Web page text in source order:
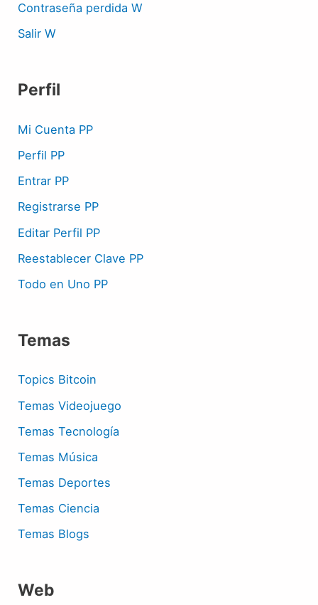
Contraseña perdida W
Salir W
Perfil
Mi Cuenta PP
Perfil PP
Entrar PP
Registrarse PP
Editar Perfil PP
Reestablecer Clave PP
Todo en Uno PP
Temas
Topics Bitcoin
Temas Videojuego
Temas Tecnología
Temas Música
Temas Deportes
Temas Ciencia
Temas Blogs
Web